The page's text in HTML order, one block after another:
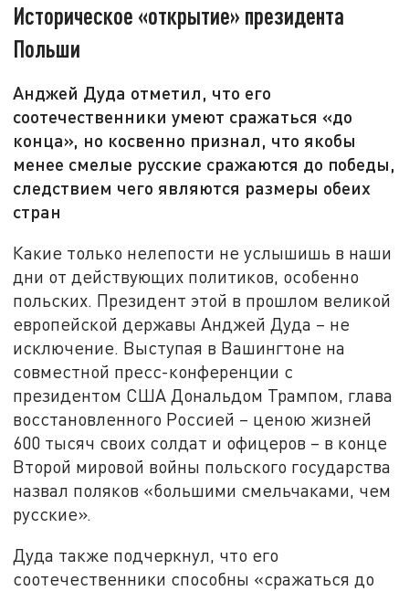
Историческое «открытие» президента
Польши
Анджей Дуда отметил, что его
соотечественники умеют сражаться «до
конца», но косвенно признал, что якобы
менее смелые русские сражаются до победы,
следствием чего являются размеры обеих
стран
Какие только нелепости не услышишь в наши
дни от действующих политиков, особенно
польских. Президент этой в прошлом великой
европейской державы Анджей Дуда – не
исключение. Выступая в Вашингтоне на
совместной пресс-конференции с
президентом США Дональдом Трампом, глава
восстановленного Россией – ценою жизней
600 тысяч своих солдат и офицеров – в конце
Второй мировой войны польского государства
назвал поляков «большими смельчаками, чем
русские».
Дуда также подчеркнул, что его
соотечественники способны «сражаться до